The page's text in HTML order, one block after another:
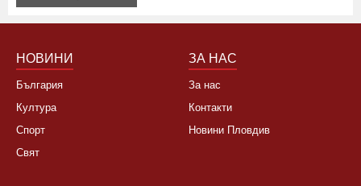
НОВИНИ
България
Култура
Спорт
Свят
ЗА НАС
За нас
Контакти
Новини Пловдив